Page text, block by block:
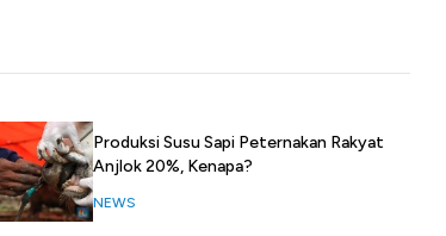
Produksi Susu Sapi Peternakan Rakyat
Anjlok 20%, Kenapa?
NEWS